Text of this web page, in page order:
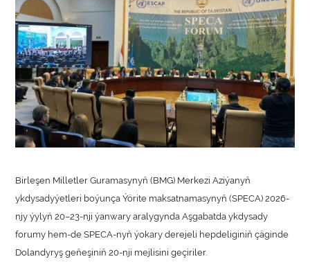
Birleşen Milletler Guramasynyň (BMG) Merkezi Aziýanyň
ykdysadyýetleri boýunça Ýörite maksatnamasynyň (SPECA) 2026-
njy ýylyň 20–23-nji ýanwary aralygynda Aşgabatda ykdysady
forumy hem-de SPECA-nyň ýokary derejeli hepdeliginiň çäginde
Dolandyryş geňeşiniň 20-nji mejlisini geçiriler.